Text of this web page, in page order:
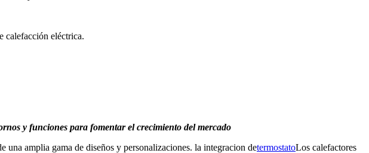
calefacción eléctrica.
y funciones para fomentar el crecimiento del mercado
una amplia gama de diseños y personalizaciones. la integracion determostatoLos calefactores